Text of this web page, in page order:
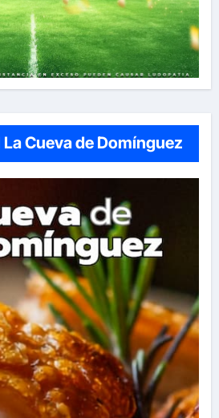
Cueva de Domínguez